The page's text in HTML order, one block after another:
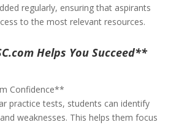
regularly, ensuring that aspirants
to the most relevant resources.
Helps You Succeed**
Confidence**
practice tests, students can identify
weaknesses. This helps them focus